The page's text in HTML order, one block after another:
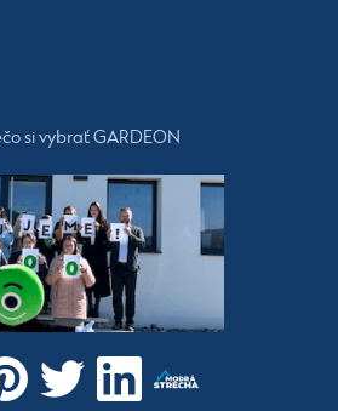
si vybrať GARDEON